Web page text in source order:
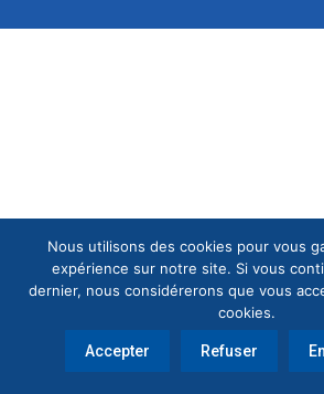
Nous utilisons des cookies pour vous
expérience sur notre site. Si vous
dernier, nous considérerons que vous
cookies.
Accepter Refuser